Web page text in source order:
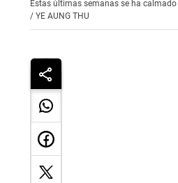
Estas últimas semanas se ha
/ YE AUNG THU